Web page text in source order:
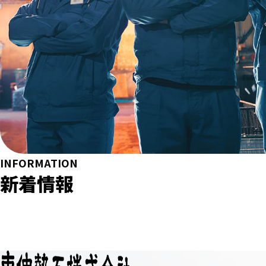
INFORMATION
新着情報